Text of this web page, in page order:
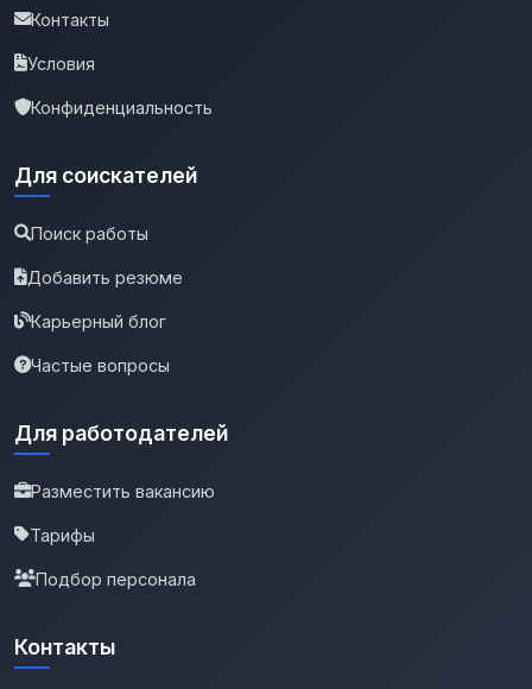
Контакты
Условия
Конфиденциальность
Для соискателей
Поиск работы
Добавить резюме
Карьерный блог
Частые вопросы
Для работодателей
Разместить вакансию
Тарифы
Подбор персонала
Контакты